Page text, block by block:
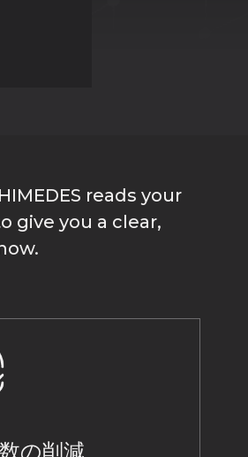
reads your
give you a clear,
の削減